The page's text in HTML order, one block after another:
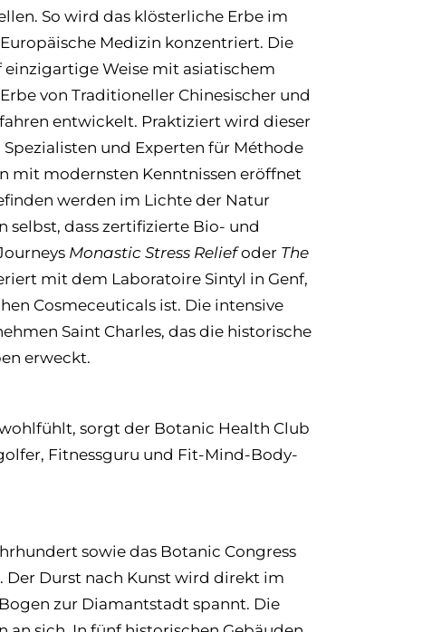
So wird das klösterliche Erbe im
Medizin konzentriert. Die
Weise mit asiatischem
von Traditioneller Chinesischer und
entwickelt. Praktiziert wird dieser
und Experten für Méthode
mit modernsten Kenntnissen eröffnet
werden im Lichte der Natur
selbst, dass zertifizierte Bio- und
Monastic Stress Reliefoder The
mit dem Laboratoire Sintyl in Genf,
Cosmeceuticals ist. Die intensive
Saint Charles, das die historische
erweckt.
sorgt der Botanic Health Club
Fitnessguru und Fit-Mind-Body-
sowie das Botanic Congress
Durst nach Kunst wird direkt im
zur Diamantstadt spannt. Die